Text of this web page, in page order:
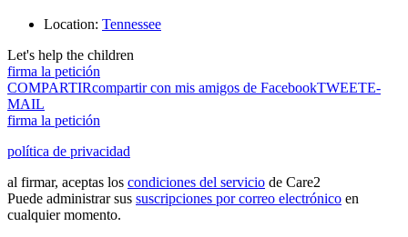
Location: Tennessee
Let's help the children
firma la petición
COMPARTIRcompartir con mis amigos de FacebookTWEETE-
MAIL
firma la petición
política de privacidad
al firmar, aceptas los condiciones del servicio de Care2
Puede administrar sus suscripciones por correo electrónico en
cualquier momento.